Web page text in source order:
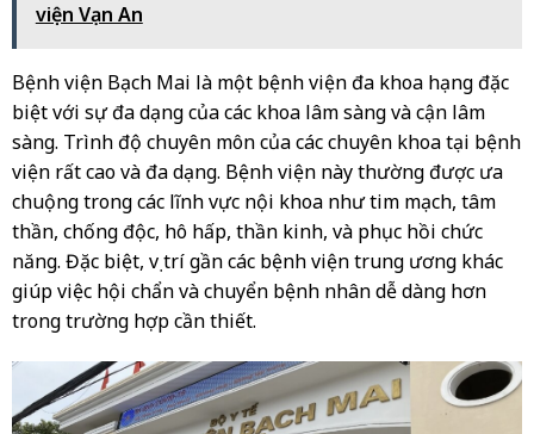
viện Vạn An
Bệnh viện Bạch Mai là một bệnh viện đa khoa hạng đặc
biệt với sự đa dạng của các khoa lâm sàng và cận lâm
sàng. Trình độ chuyên môn của các chuyên khoa tại bệnh
viện rất cao và đa dạng. Bệnh viện này thường được ưa
chuộng trong các lĩnh vực nội khoa như tim mạch, tâm
thần, chống độc, hô hấp, thần kinh, và phục hồi chức
năng. Đặc biệt, vị trí gần các bệnh viện trung ương khác
giúp việc hội chẩn và chuyển bệnh nhân dễ dàng hơn
trong trường hợp cần thiết.